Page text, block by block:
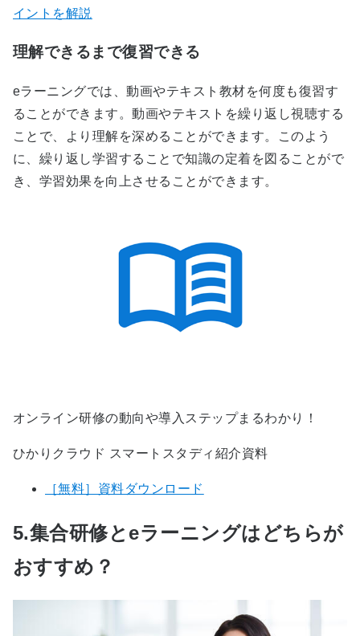
イントを解説
理解できるまで復習できる
eラーニングでは、動画やテキスト教材を何度も復習す
ることができます。動画やテキストを繰り返し視聴する
ことで、より理解を深めることができます。このよう
に、繰り返し学習することで知識の定着を図ることがで
き、学習効果を向上させることができます。
オンライン研修の動向や導入ステップまるわかり！
ひかりクラウド スマートスタディ紹介資料
［無料］資料ダウンロード
5.集合研修とeラーニングはどちらが
おすすめ？